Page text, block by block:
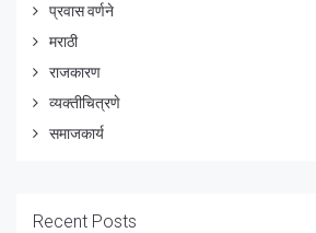
प्रवास वर्णने
मराठी
राजकारण
व्यक्तीचित्रणे
समाजकार्य
Recent Posts